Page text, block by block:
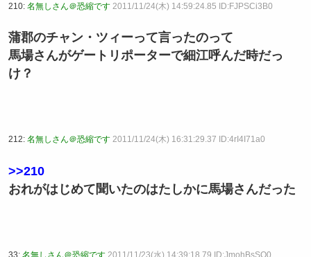
210: 名無しさん＠恐縮です 2011/11/24(木) 14:59:24.85 ID:FJPSCi3B0
蒲郡のチャン・ツィーって言ったのって
馬場さんがゲートリポーターで細江呼んだ時だっ
け？
212: 名無しさん＠恐縮です 2011/11/24(木) 16:31:29.37 ID:4rI4I71a0
>>210
おれがはじめて聞いたのはたしかに馬場さんだった
33: 名無しさん＠恐縮です 2011/11/23(水) 14:39:18.79 ID:JmohBsSO0